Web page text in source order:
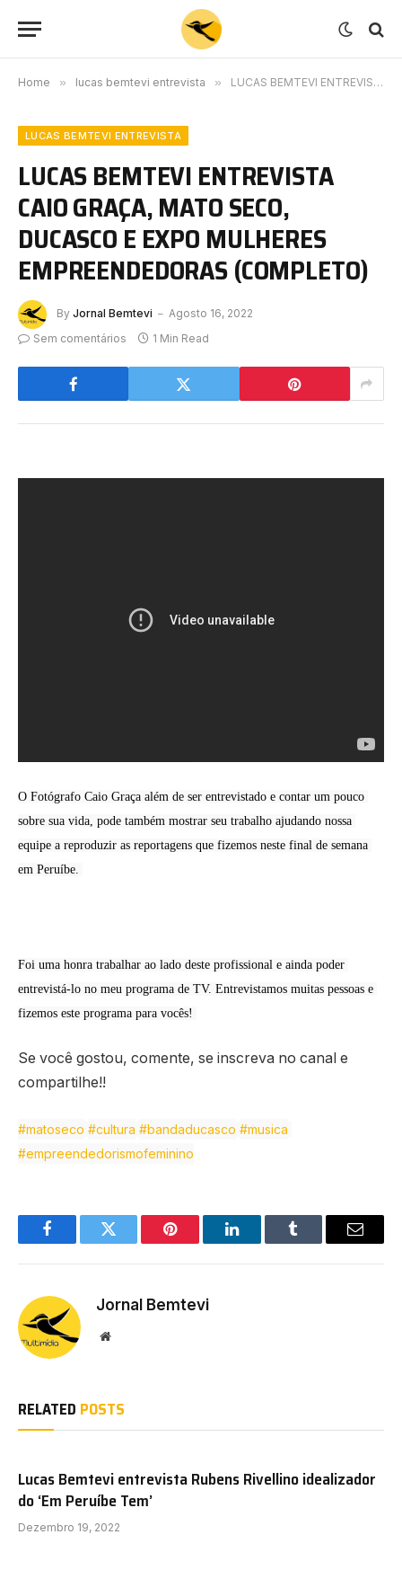
Home » lucas bemtevi entrevista » LUCAS BEMTEVI ENTREVISTA CAIO GRAÇA, MATO SECO, DUCASCO E EXPO MULHERES EMPREENDEDORAS (COMPLETO)
LUCAS BEMTEVI ENTREVISTA
LUCAS BEMTEVI ENTREVISTA
CAIO GRAÇA, MATO SECO,
DUCASCO E EXPO MULHERES
EMPREENDEDORAS (COMPLETO)
By Jornal Bemtevi
Agosto 16, 2022
Sem comentários
1 Min Read
O Fotógrafo Caio Graça além de ser entrevistado e contar um pouco
sobre sua vida, pode também mostrar seu trabalho ajudando nossa
equipe a reproduzir as reportagens que fizemos neste final de semana
em Peruíbe.
Foi uma honra trabalhar ao lado deste profissional e ainda poder
entrevistá-lo no meu programa de TV. Entrevistamos muitas pessoas e
fizemos este programa para vocês!
Se você gostou, comente, se inscreva no canal e
compartilhe!!
#matoseco #cultura #bandaducasco #musica
#empreendedorismofeminino
FacebookTwitter Pinterest LinkedInTumblr Email
Jornal Bemtevi
Website
RELATED POSTS
Lucas Bemtevi entrevista Rubens Rivellino idealizador
do ‘Em Peruíbe Tem’
Dezembro 19, 2022